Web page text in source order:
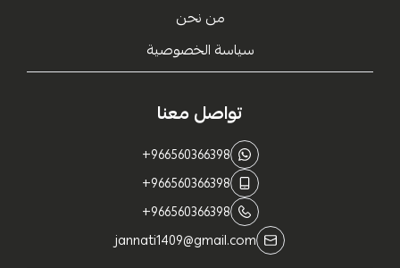
من نحن
سياسة الخصوصية
تواصل معنا
+966560366398
+966560366398
+966560366398
jannati1409@gmail.com